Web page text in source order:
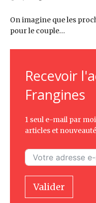
On imagine que les
pour le couple…
Recevoir
Frangines
1 seul e-mail par
articles et
Valider